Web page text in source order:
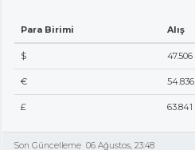
Para Birimi Alış
$ 47.506
€ 54.836
£ 63.841
Son Güncelleme 06 Ağustos, 23:48